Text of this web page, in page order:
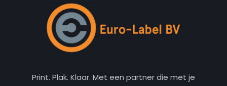
Print. Plak. Klaar. Met een partner die met je